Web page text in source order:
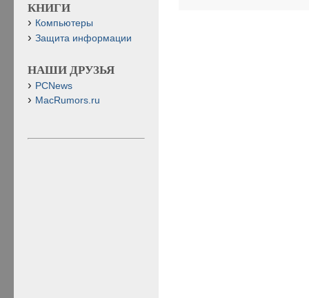
КНИГИ
Компьютеры
Защита информации
НАШИ ДРУЗЬЯ
PCNews
MacRumors.ru